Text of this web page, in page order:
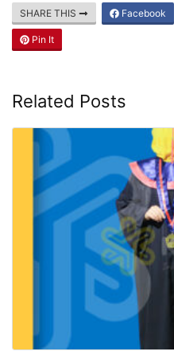
SHARE THIS Facebook
Pin It
Related Posts